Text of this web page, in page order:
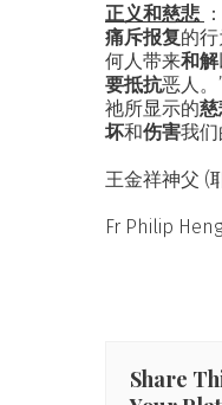
正义和慈悲
痛斥报复的
何人带来和解
要抵抗恶人
祂所显示的
坏和伤害我们
王金祥神父 (
Fr Philip
Share